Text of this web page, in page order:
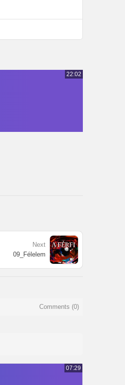
22:02
Next
09_Félelem
Comments (0)
07:29